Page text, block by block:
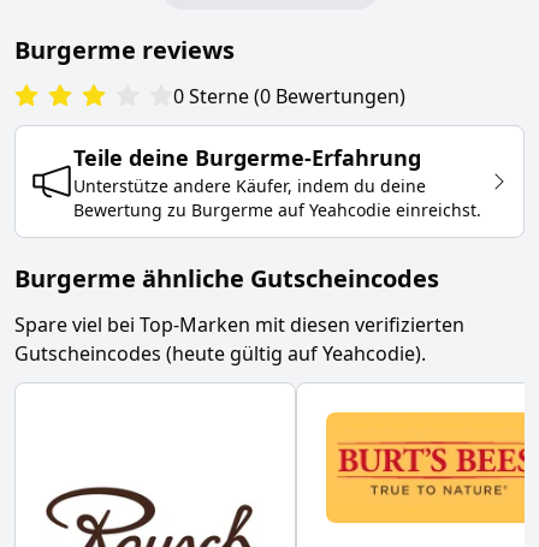
Burgerme reviews
0Sterne(0 Bewertungen)
Teile deine Burgerme-Erfahrung
Unterstütze andere Käufer, indem du deine
Bewertung zu Burgerme auf Yeahcodie einreichst.
Burgerme ähnliche Gutscheincodes
Spare viel bei Top-Marken mit diesen verifizierten
Gutscheincodes (heute gültig auf Yeahcodie).